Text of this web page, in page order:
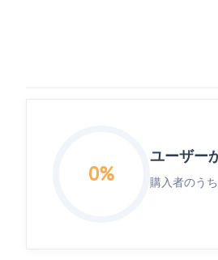
0%
ユーザー
購入者のう